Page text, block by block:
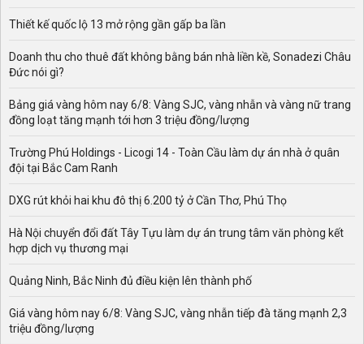
Thiết kế quốc lộ 13 mở rộng gần gấp ba lần
Doanh thu cho thuê đất không bằng bán nhà liền kề, Sonadezi Châu
Đức nói gì?
Bảng giá vàng hôm nay 6/8: Vàng SJC, vàng nhẫn và vàng nữ trang
đồng loạt tăng mạnh tới hơn 3 triệu đồng/lượng
Trường Phú Holdings - Licogi 14 - Toàn Cầu làm dự án nhà ở quân
đội tại Bắc Cam Ranh
DXG rút khỏi hai khu đô thị 6.200 tỷ ở Cần Thơ, Phú Thọ
Hà Nội chuyển đổi đất Tây Tựu làm dự án trung tâm văn phòng kết
hợp dịch vụ thương mại
Quảng Ninh, Bắc Ninh đủ điều kiện lên thành phố
Giá vàng hôm nay 6/8: Vàng SJC, vàng nhẫn tiếp đà tăng mạnh 2,3
triệu đồng/lượng